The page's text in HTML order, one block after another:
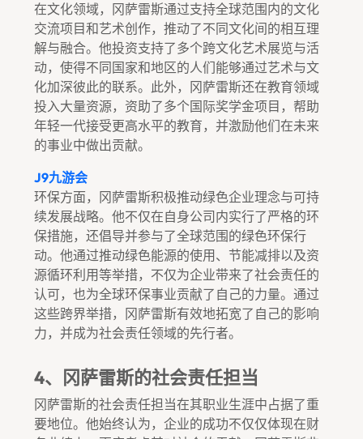
在文化领域，冈萨雷斯通过支持全球范围内的文化
交流项目和艺术创作，推动了不同文化间的相互理
解与融合。他投资支持了多个跨文化艺术展览与活
动，使得不同国家和地区的人们能够通过艺术与文
化加深彼此的联系。此外，冈萨雷斯还在教育领域
投入大量资源，资助了多个国际奖学金项目，帮助
年轻一代接受更高水平的教育，并激励他们在未来
的事业中做出贡献。
J9九游会
环保方面，冈萨雷斯积极推动绿色企业理念与可持
续发展战略。他不仅在自身公司内实行了严格的环
保措施，还倡导并参与了全球范围的绿色环保行
动。他通过推动绿色能源的使用、节能减排以及资
源循环利用等举措，不仅为企业带来了社会责任的
认可，也为全球环保事业贡献了自己的力量。通过
这些跨界举措，冈萨雷斯有效地拓宽了自己的影响
力，并成为社会责任领域的先行者。
4、冈萨雷斯的社会责任担当
冈萨雷斯的社会责任担当在其职业生涯中占据了重
要地位。他始终认为，企业的成功不仅仅体现在财